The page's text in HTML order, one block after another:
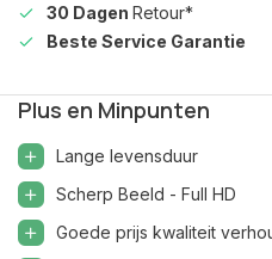
30 Dagen Retour*
Beste Service Garantie
Plus en Minpunten
Lange levensduur
Scherp Beeld - Full HD
Goede prijs kwaliteit